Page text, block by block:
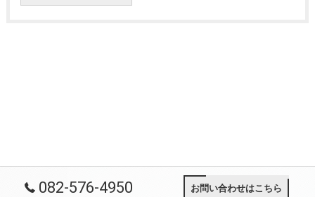
082-576-4950 お問い合わせはこちら